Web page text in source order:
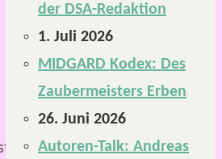
der DSA-Redaktion
1. Juli 2026
MIDGARD Kodex: Des
Zaubermeisters Erben
26. Juni 2026
Autoren-Talk: Andreas